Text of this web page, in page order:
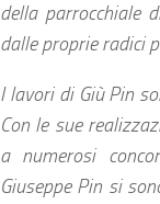
della parrocchiale
dalle proprie radici
I lavori di Giù Pin
Con le sue
a numerosi
Giuseppe Pin si